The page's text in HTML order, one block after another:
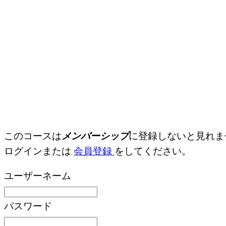
このコースはメンバーシップに登録しないと見れ
ログインまたは 会員登録 をしてください。
ユーザーネーム
パスワード